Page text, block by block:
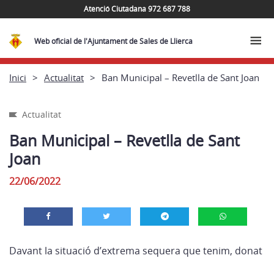
Atenció Ciutadana 972 687 788
Web oficial de l'Ajuntament de Sales de Llierca
Inici Actualitat Ban Municipal – Revetlla de Sant Joan
Actualitat
Ban Municipal – Revetlla de Sant
Joan
22/06/2022
Davant la situació d’extrema sequera que tenim, donat